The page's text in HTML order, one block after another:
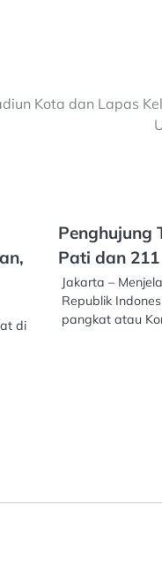
Kota dan Lapas
di
Penghujung
Pati dan
Jakarta –
Republik
pangkat atau